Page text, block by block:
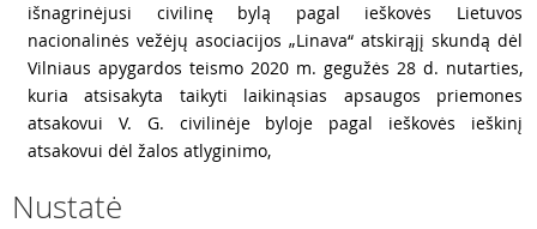
išnagrinėjusi civilinę bylą pagal ieškovės Lietuvos
nacionalinės vežėjų asociacijos „Linava“ atskirąjį skundą dėl
Vilniaus apygardos teismo 2020 m. gegužės 28 d. nutarties,
kuria atsisakyta taikyti laikinąsias apsaugos priemones
atsakovui V. G. civilinėje byloje pagal ieškovės ieškinį
atsakovui dėl žalos atlyginimo,
Nustatė